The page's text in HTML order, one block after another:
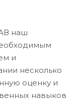
наш
и
несколько
оценку и
навыков